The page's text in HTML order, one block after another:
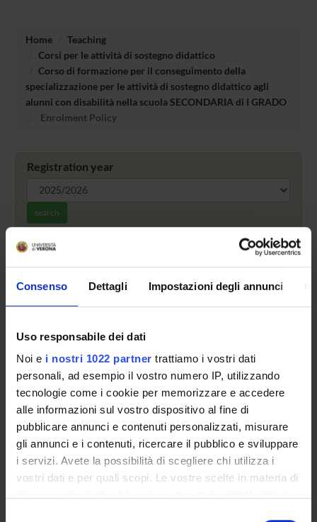
Consenso Dettagli Impostazioni degli annunci
Uso responsabile dei dati
Noi e i nostri 1022 partner trattiamo i vostri dati
personali, ad esempio il vostro numero IP, utilizzando
tecnologie come i cookie per memorizzare e accedere
alle informazioni sul vostro dispositivo al fine di
pubblicare annunci e contenuti personalizzati, misurare
gli annunci e i contenuti, ricercare il pubblico e sviluppare
i servizi. Avete la possibilità di scegliere chi utilizza i
vostri dati e per quali scopi. Le vostre scelte in materia di
Home
Teaching
Corsi per le attività di sostegno didattico
Corso di formazione per il conseguimento della
specializzazione per le attività di sostegno didattico agli
alunni con disabilità nella scuola SECONDARIA di I GRADO
Enrolment Policy
Registration year
search
No information about enrolments in this course are
curently available.
Overview
Enrolment Policy
Courses
Academic Calendar
Lesson timetable
Degree Programme
Exam calendar
Notices
Thesis and internship proposals